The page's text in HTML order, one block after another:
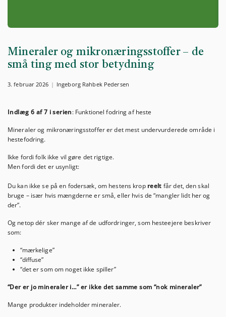
Mineraler og mikronæringsstoffer – de
små ting med stor betydning
3. februar 2026 Ingeborg Rahbek Pedersen
Indlæg 6 af 7 i serien: Funktionel fodring af heste
Mineraler og mikronæringsstoffer er det mest undervurderede område i
hestefodring.
Ikke fordi folk ikke vil gøre det rigtige.
Men fordi det er usynligt:
Du kan ikke se på en fodersæk, om hestens krop reelt får det, den skal
bruge – især hvis mængderne er små, eller hvis de “mangler lidt her og
der”.
Og netop dér sker mange af de udfordringer, som hesteejere beskriver
som:
“mærkelige”
“diffuse”
“det er som om noget ikke spiller”
“Der er jo mineraler i…” er ikke det samme som “nok mineraler”
Mange produkter indeholder mineraler.